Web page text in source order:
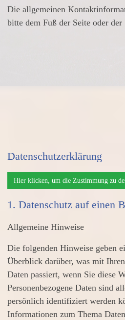
Die allgemeinen
bitte dem Fuß der Seite oder der
Datenschutzerklärung
Hier klicken, um die Zustimmung zu
1. Datenschutz auf einen
Allgemeine Hinweise
Die folgenden Hinweise geben
Überblick darüber, was mit
Daten passiert, wenn Sie diese
Personenbezogene Daten sind
persönlich identifiziert werden
Informationen zum Thema